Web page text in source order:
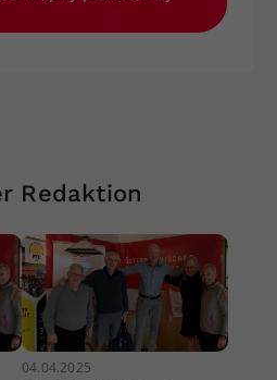
Redaktion
04.04.2025